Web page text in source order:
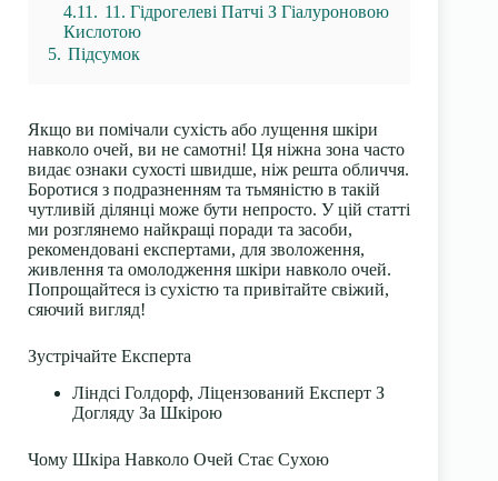
4.11. 11. Гідрогелеві Патчі З Гіалуроновою
Кислотою
5. Підсумок
Якщо ви помічали сухість або лущення шкіри
навколо очей, ви не самотні! Ця ніжна зона часто
видає ознаки сухості швидше, ніж решта обличчя.
Боротися з подразненням та тьмяністю в такій
чутливій ділянці може бути непросто. У цій статті
ми розглянемо найкращі поради та засоби,
рекомендовані експертами, для зволоження,
живлення та омолодження шкіри навколо очей.
Попрощайтеся із сухістю та привітайте свіжий,
сяючий вигляд!
Зустрічайте Експерта
Ліндсі Голдорф, Ліцензований Експерт З
Догляду За Шкірою
Чому Шкіра Навколо Очей Стає Сухою